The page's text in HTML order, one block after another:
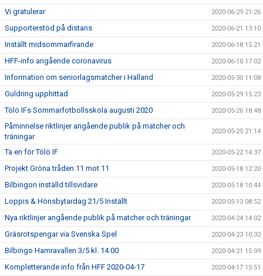
Vi gratulerar 2020-06-29 21:26
Supporterstöd på distans 2020-06-21 13:10
Inställt midsommarfirande 2020-06-18 15:21
HFF-info angående coronavirus 2020-06-10 17:02
Information om seniorlagsmatcher i Halland 2020-05-30 11:08
Guldring upphittad 2020-05-29 15:23
Tölö IFs Sommarfotbollsskola augusti 2020 2020-05-26 18:48
Påminnelse riktlinjer angående publik på matcher och
träningar
2020-05-25 21:14
Ta en för Tölö IF 2020-05-22 14:37
Projekt Gröna tråden 11 mot 11 2020-05-18 12:20
Bilbingon inställd tillsvidare 2020-05-18 10:44
Loppis & Hönsbytardag 21/5 Inställt 2020-05-13 08:52
Nya riktlinjer angående publik på matcher och träningar 2020-04-24 14:02
Gräsrotspengar via Svenska Spel 2020-04-23 10:32
Bilbingo Hamravallen 3/5 kl. 14.00 2020-04-21 15:09
Kompletterande info från HFF 2020-04-17 2020-04-17 15:51